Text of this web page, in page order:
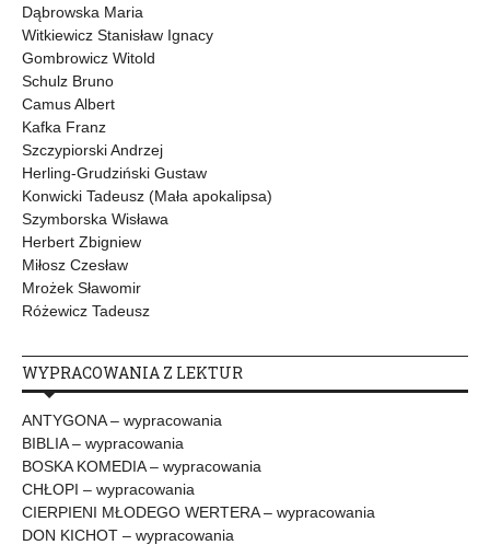
Dąbrowska Maria
Witkiewicz Stanisław Ignacy
Gombrowicz Witold
Schulz Bruno
Camus Albert
Kafka Franz
Szczypiorski Andrzej
Herling-Grudziński Gustaw
Konwicki Tadeusz (Mała apokalipsa)
Szymborska Wisława
Herbert Zbigniew
Miłosz Czesław
Mrożek Sławomir
Różewicz Tadeusz
WYPRACOWANIA Z LEKTUR
ANTYGONA – wypracowania
BIBLIA – wypracowania
BOSKA KOMEDIA – wypracowania
CHŁOPI – wypracowania
CIERPIENI MŁODEGO WERTERA – wypracowania
DON KICHOT – wypracowania